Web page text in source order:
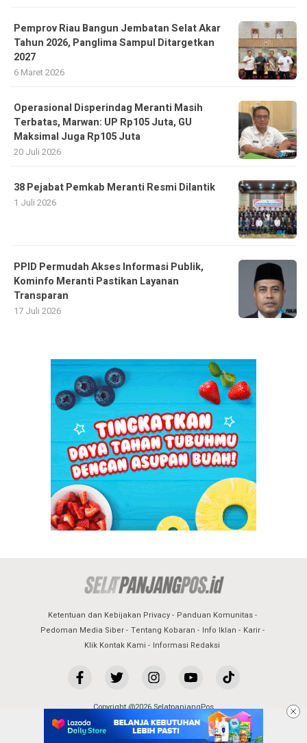
Pemprov Riau Bangun Jembatan Selat Akar
Tahun 2026, Panglima Sampul Ditargetkan
2027
6 Maret 2026
Operasional Disperindag Meranti Masih
Terbatas, Marwan: UP Rp105 Juta, GU
Maksimal Juga Rp105 Juta
20 Juli 2026
38 Pejabat Pemkab Meranti Resmi Dilantik
1 Juli 2026
PPID Permudah Akses Informasi Publik,
Kominfo Meranti Pastikan Layanan
Transparan
17 Juli 2026
Ketentuan dan Kebijakan Privacy
Panduan Komunitas
Pedoman Media Siber
Tentang Kobaran Info Iklan
Karir
Klik Kontak Kami
Informasi Redaksi
Copyright @2026 SelatpanjangPos
All Rights Reserved